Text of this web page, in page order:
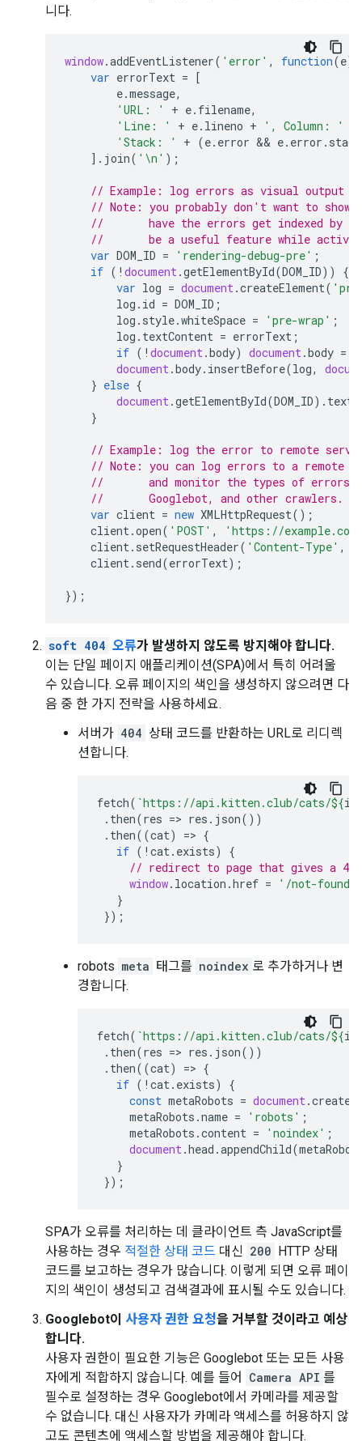
니다.
window.addEventListener( 'error' , function(e)
var errorText = [
e.message,
'URL: '
+ e. filename,
'Line: '
+ e. lineno + ', Column: '
'Stack: '
+ (e. error && e. error . stack
]. join( '\n' );
// Example: log errors as visual output
// Note: you probably don't want to show
//       have the errors get indexed by
//       be a useful feature while actively
var DOM_ID = 'rendering-debug-pre' ;
if ( ! document.getElementById(DOM_ID))
{
var log = document.createElement(
log . id = DOM_ID ;
log . style.whiteSpace = 'pre-wrap' ;
log . textContent = errorText ;
if ( ! document.body) document.body =
document.body. insertBefore(log,
} else {
document.getElementById(DOM_ID).
}
// Example: log the error to remote
// Note: you can log errors to a remote
//       and monitor the types of errors
//       Googlebot, and other crawlers.
var client = new XMLHttpRequest();
client.open( 'POST' ,
'https://
client. setRequestHeader( 'Content-Type' ,
client. send(errorText);
});
soft 404 오류가 발생하지 않도록 방지해야 합니다.
이는 단일 페이지 애플리케이션(SPA)에서 특히 어려울
수 있습니다. 오류 페이지의 색인을 생성하지 않으려면 다
음 중 한 가지 전략을 사용하세요.
서버가 404 상태 코드를 반환하는 URL로 리디렉
션합니다.
fetch( `https://api.kitten.club/cats/${id
. then(res => res . json())
. then((cat) => {
if ( ! cat. exists)
{
// redirect to page that gives a 404
window. location .href = '/not-found'
}
});
robots meta 태그를 noindex 로 추가하거나 변
경합니다.
fetch( `https://api.kitten.club/cats/${id
. then(res => res . json())
. then((cat) => {
if ( ! cat. exists)
{
const metaRobots = document.
metaRobots .name = 'robots' ;
metaRobots .content = 'noindex' ;
document.head .appendChild(
}
});
SPA가 오류를 처리하는 데 클라이언트 측 JavaScript를
사용하는 경우 적절한 상태 코드 대신 200 HTTP 상태
코드를 보고하는 경우가 많습니다. 이렇게 되면 오류 페이
지의 색인이 생성되고 검색결과에 표시될 수도 있습니다.
Googlebot이 사용자 권한 요청을 거부할 것이라고 예상
합니다.
사용자 권한이 필요한 기능은 Googlebot 또는 모든 사용
자에게 적합하지 않습니다. 예를 들어
Camera API 를
필수로 설정하는 경우 Googlebot에서 카메라를 제공할
수 없습니다. 대신 사용자가 카메라 액세스를 허용하지 않
고도 콘텐츠에 액세스할 방법을 제공해야 합니다.